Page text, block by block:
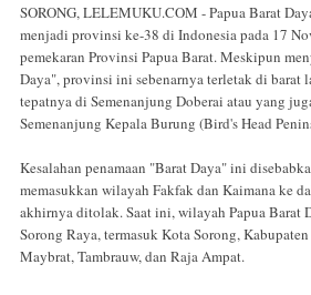
SORONG, LELEMUKU.COM - Papua Barat
menjadi provinsi ke-38 di Indonesia pada 17
pemekaran Provinsi Papua Barat. Meskipun
Daya", provinsi ini sebenarnya terletak di barat
tepatnya di Semenanjung Doberai atau yang
Semenanjung Kepala Burung (Bird's Head
Kesalahan penamaan "Barat Daya" ini
memasukkan wilayah Fakfak dan Kaimana ke
akhirnya ditolak. Saat ini, wilayah Papua Barat
Sorong Raya, termasuk Kota Sorong,
Maybrat, Tambrauw, dan Raja Ampat.